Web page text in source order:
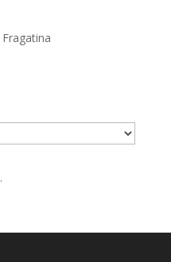
Fragatina